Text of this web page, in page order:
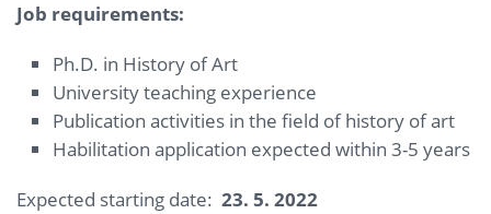
Job requirements:
Ph.D. in History of Art
University teaching experience
Publication activities in the field of history of art
Habilitation application expected within 3-5 years
Expected starting date: 23. 5. 2022